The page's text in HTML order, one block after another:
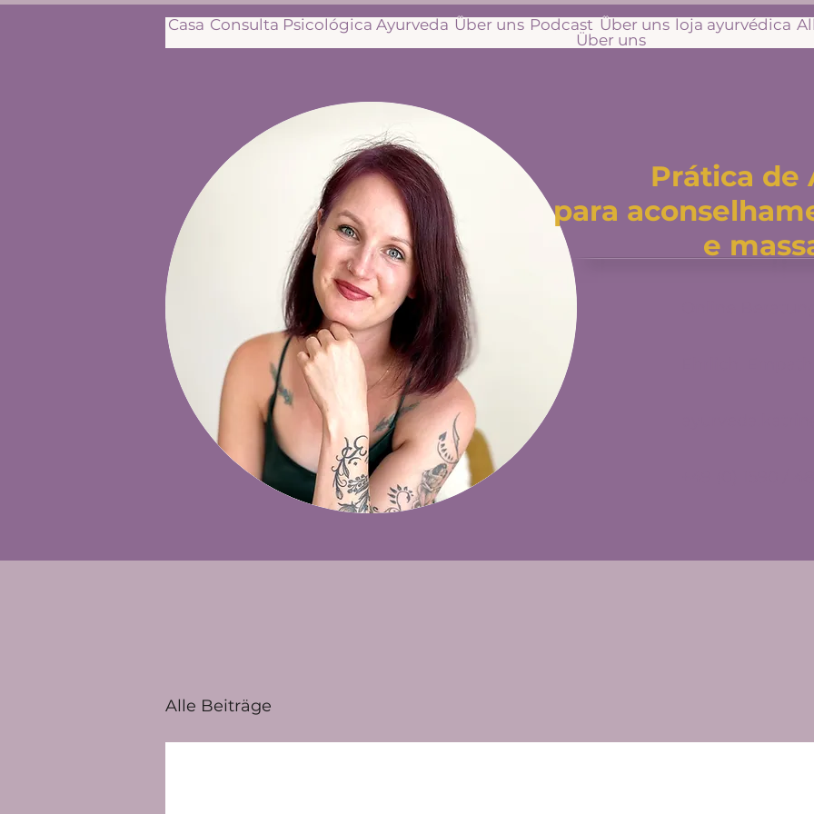
Casa Consulta Psicológica Ayurveda Über uns Podcast Über uns loja ayurvédica
Über uns
Prática de
para
e
Alle Beiträge